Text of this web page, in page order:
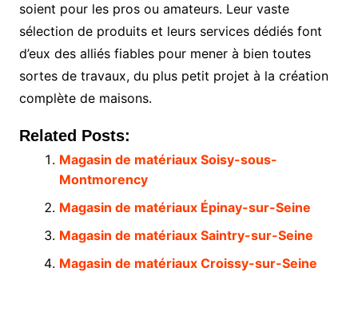
soient pour les pros ou amateurs. Leur vaste
sélection de produits et leurs services dédiés font
d’eux des alliés fiables pour mener à bien toutes
sortes de travaux, du plus petit projet à la création
complète de maisons.
Related Posts:
Magasin de matériaux Soisy-sous-
Montmorency
Magasin de matériaux Épinay-sur-Seine
Magasin de matériaux Saintry-sur-Seine
Magasin de matériaux Croissy-sur-Seine